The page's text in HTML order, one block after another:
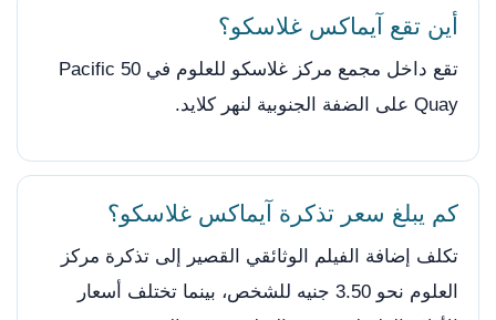
أين تقع آيماكس غلاسكو؟
تقع داخل مجمع مركز غلاسكو للعلوم في 50 Pacific
Quay على الضفة الجنوبية لنهر كلايد.
كم يبلغ سعر تذكرة آيماكس غلاسكو؟
تكلف إضافة الفيلم الوثائقي القصير إلى تذكرة مركز
العلوم نحو 3.50 جنيه للشخص، بينما تختلف أسعار